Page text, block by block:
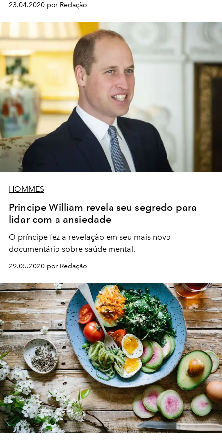
23.04.2020 por Redação
HOMMES
Principe William revela seu segredo para
lidar com a ansiedade
O príncipe fez a revelação em seu mais novo
documentário sobre saúde mental.
29.05.2020 por Redação